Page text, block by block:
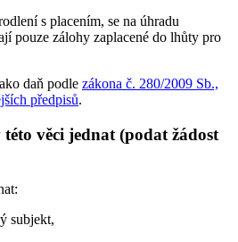
s placením, se na úhradu
pouze zálohy zaplacené do lhůty pro
daň podle zákona č. 280/2009 Sb.,
předpisů.
věci jednat (podat žádost
subjekt,